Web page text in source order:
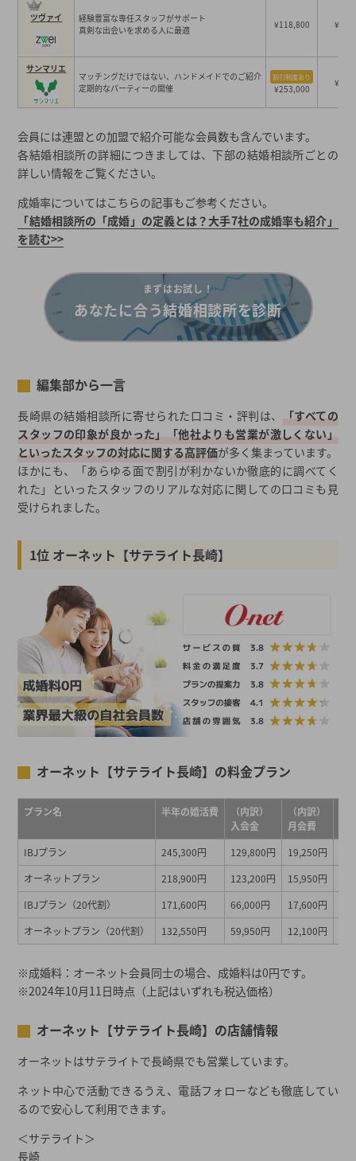
最新のキャンペーン情報をチェック！
婚活支援金が受けられるところを経由して入会！
結婚相談所選び、最初の一歩に迷ったら一括資料請求
結婚相談所を検討中なら要チェック！長崎県の婚活事情
長崎県の平均初婚（全国との比較）
簡単には結婚できない！？長崎県の婚活体験談・口コミ
好きになった人は、同居希望でした（31歳／家事手伝い）
2026年夏の最新キャンペーン
都道府県から結婚相談所を探す
結婚相談所一覧から結婚相談所を探す
ツヴァイ
経験豊富な専任スタッフがサポート
真剣な出会いを求める人に最適
¥118,800
サンマリエ
マッチングだけではない、ハンドメイドでのご紹介
定期的なパーティーの開催
割引制度あり
¥253,000
会員には連盟との加盟で紹介可能な会員数も含んでいます。
各結婚相談所の詳細につきましては、下部の結婚相談所ごとの
詳しい情報をご覧ください。
成婚率についてはこちらの記事もご参考ください。
「結婚相談所の「成婚」の定義とは？大手7社の成婚率も紹介」
を読む>>
まずはお試し！
あなたに合う結婚相談所を診断
編集部から一言
長崎県の結婚相談所に寄せられた口コミ・評判は、
「すべての
スタッフの印象が良かった」「他社よりも営業が激しくない」
といったスタッフの対応に関する高評価が多く集まっています。
ほかにも、「あらゆる面で割引が利かないか徹底的に調べてく
れた」といったスタッフのリアルな対応に関しての口コミも見
受けられました。
1位 オーネット【サテライト長崎】
オーネット【サテライト長崎】の料金プラン
プラン名 半年の婚活費
（内訳）
入会金
（内訳）
月会費
IBJプラン
245,300円 129,800円 19,250円
オーネットプラン
218,900円 123,200円 15,950円
IBJプラン（20代割）
171,600円 66,000円 17,600円
オーネットプラン（20代割）
132,550円 59,950円 12,100円
※成婚料：オーネット会員同士の場合、成婚料は0円です。
※2024年10月11日時点（上記はいずれも税込価格）
オーネット【サテライト長崎】の店舗情報
オーネットはサテライトで長崎県でも営業しています。
ネット中心で活動できるうえ、電話フォローなども徹底してい
るので安心して利用できます。
＜サテライト＞
長崎